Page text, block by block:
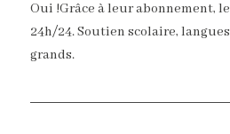
Oui !Grâce à leur abonnement,
24h/24. Soutien scolaire,
grands.